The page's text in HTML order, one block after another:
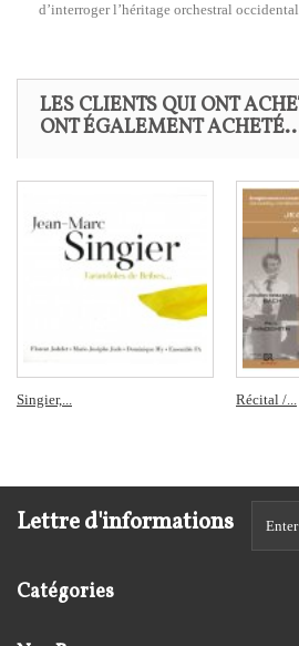
d’interroger l’héritage orchestral
LES CLIENTS QUI ONT
ONT ÉGALEMENT
Singier,... Récital /...
Lettre d'informations
Catégories